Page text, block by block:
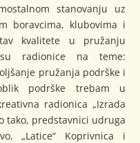
stanovanju uz
boravcima, klubovima i
kvalitete u pružanju
radionice na teme:
pružanja podrške i
podrške trebam u
radionica „Izrada
tako, predstavnici udruga
„Latice“ Koprivnica i